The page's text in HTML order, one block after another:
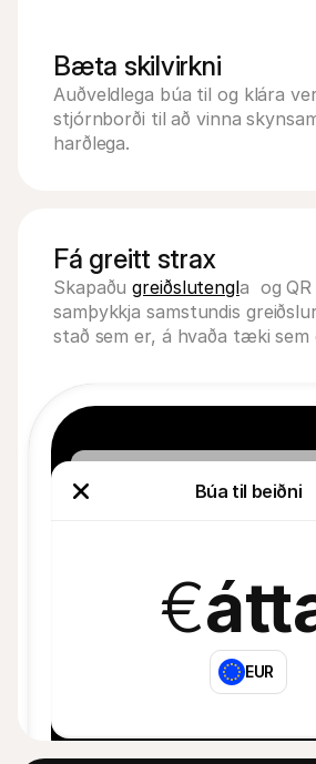
Bæta skilvirkni
Auðveldlega búa til og klára
stjórnborði til að vinna
harðlega.
Fá greitt strax
Skapaðu greiðslutengla  og
samþykkja samstundis
stað sem er, á hvaða tæki sem
Búa til beiðni
€
EUR